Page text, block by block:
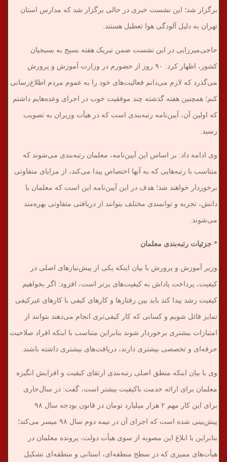
برگزار شد؛ این نشست خبری در حالی برگزار شد که مدارس استان
تهران به دلیل آلودگی هوا تعطیل هستند.
حاجی‌میرزایی در این نشست ضمن تبریک هفته بسیج به بسیجیان
کشور، اظهار کرد: ۹۰ روز از حضورم در وزارت آموزش و پرورش
می‌گذرد که لازم می‌دانم فعالیت‌های خود را به عموم مردم اطلاع‌رسانی
کنم؛ همچنین هفته گذشته چند موفقیت خوب در اجرای وعده‌هایم داشتم
که اولین آن، آیین‌نامه رتبه‌بندی است که در هیأت وزیران به تصویب
رسید.
وی ادامه داد: بر اساس این آیین‌نامه، معلمان رتبه‌بندی می‌شوند که
متناسب با رتبه‌هایی که به آنها اختصاص پیدا می‌کند، از مزایای متفاوتی
برخوردار خواهند شد؛ هدف در این آیین‌نامه این است که معلمان با
دانش، تجربه و توانمندی مختلف بتوانند از دریافتی متفاوتی بهره‌مند
می‌شوند.
* جزئیات رتبه‌بندی معلمان
وزیر آموزش و پرورش با بیان اینکه یکی از پیش‌نیازهای اصلی در
کیفیت، پرداخت پاداش به کیفیت‌های برتر است، افزود: اگر بخواهیم
کیفیت رشد پیدا کند باید بین رفتارها و کارهای کیفی با کارهای غیرکیفی
تمایز قائل شویم و کسانی که کار کیفی‌تری انجام می‌دهند بتوانند از
امتیازات بیشتری برخوردار شوند بنابراین متناسب با اینکه افراد صلاحیت
حرفه‌ای و تخصصی‌ بیشتری دارند، دریافت‌های بیشتری داشته باشند.
وی با بیان اینکه منطق اصلی رتبه‌بندی ارتقای کیفیت و افزایش انگیزه
معلمان برای ارائه خدمت باکیفیت بیشتر است، گفت: در سال‌جاری
برای این کار مهم ۲ هزار میلیارد تومان در قانون بودجه سال ۹۸
پیش‌بینی شده است که اجرای آن در نیمه دوم سال ۹۸ میسر می‌کند؛
بنابراین با ابلاغ این مصوبه از سوی هیأت دولت، پرونده معلمان در
هیأت‌های ممیزی که در سطح منطقه‌ای، استانی و منطقه‌ای تشکیل